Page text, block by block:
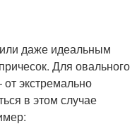
даже идеальным
Для овального
экстремально
в этом случае